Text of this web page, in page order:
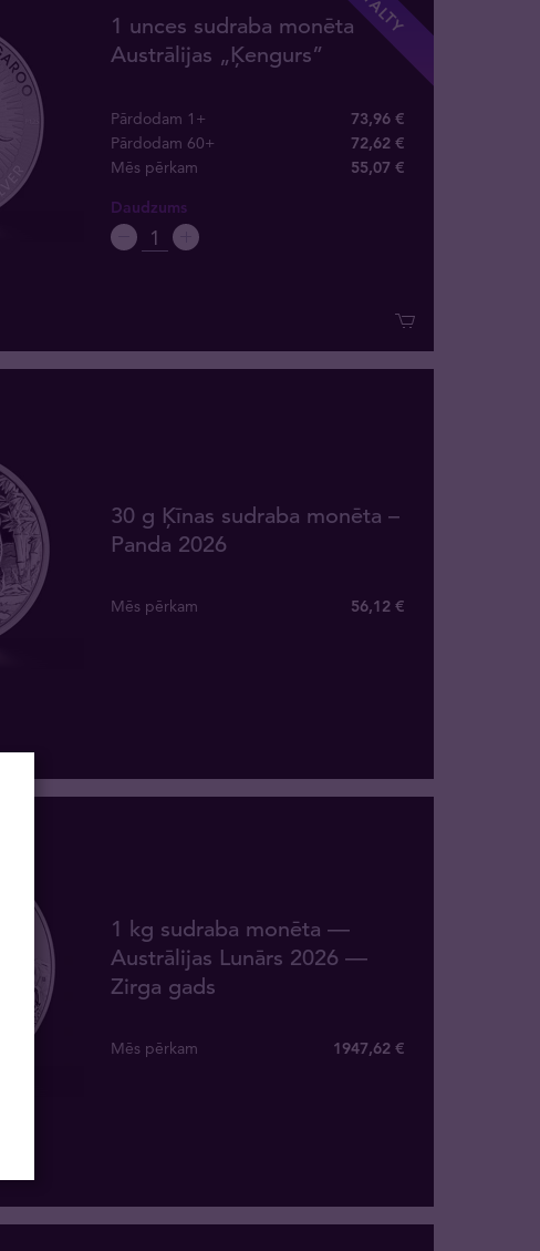
1 unces sudraba monēta
Austrālijas „Ķengurs”
Pārdodam 1+
73,96 €
Pārdodam 60+
72,62 €
Mēs pērkam
55,07 €
Daudzums
30 g Ķīnas sudraba monēta –
Panda 2026
Mēs pērkam 56,12 €
1 kg sudraba monēta —
Austrālijas Lunārs 2026 —
Zirga gads
Mēs pērkam 1947,62 €